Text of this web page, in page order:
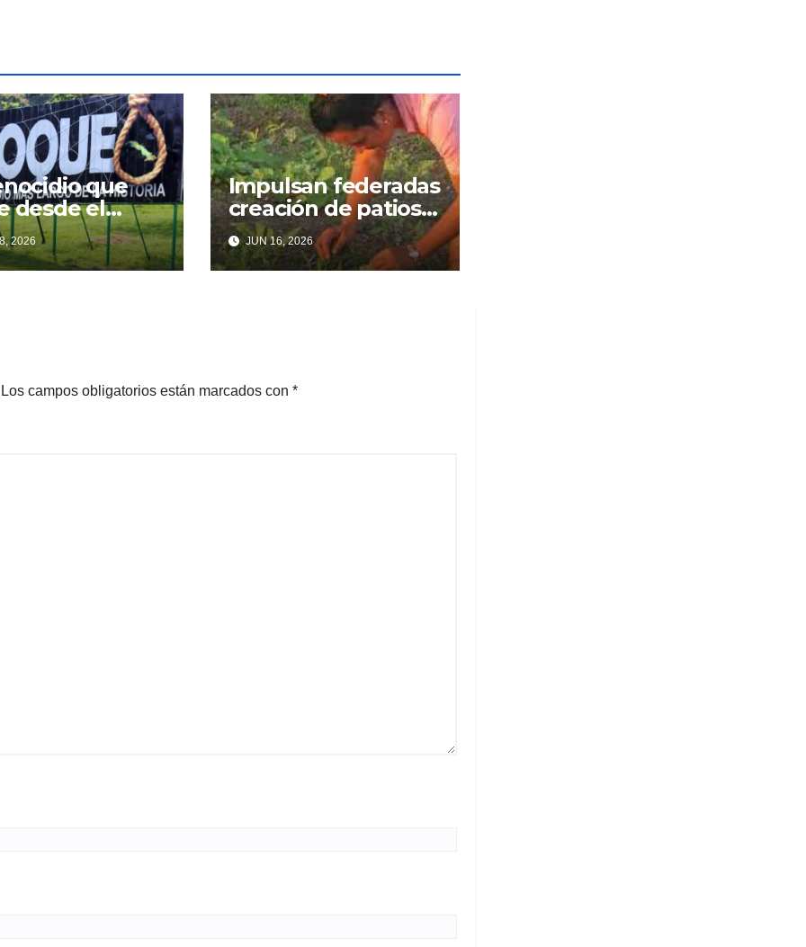
que
desde el
2026
Impulsan federadas
creación de patios
familiares
JUN 16, 2026
Los campos obligatorios están marcados con *